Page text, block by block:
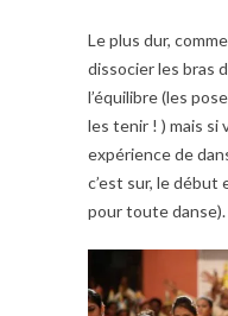
Le plus dur,
dissocier les bras
l’équilibre (les
les tenir ! ) mais si
expérience de
c’est sur, le début
pour toute danse).